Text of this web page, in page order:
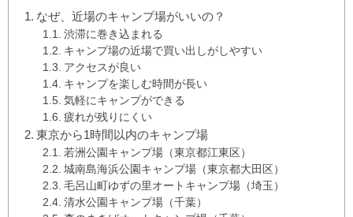
なぜ、近場のキャンプ場がいいの？
渋滞に巻き込まれる
キャンプ場の近場で買い出しがしやすい
アクセスが良い
キャンプを楽しむ時間が長い
気軽にキャンプができる
疲れが残りにくい
東京から1時間以内のキャンプ場
若洲公園キャンプ場（東京都江東区）
城南島海浜公園キャンプ場（東京都大田区）
毛呂山町ゆずの里オートキャンプ場（埼玉）
清水公園キャンプ場（千葉）